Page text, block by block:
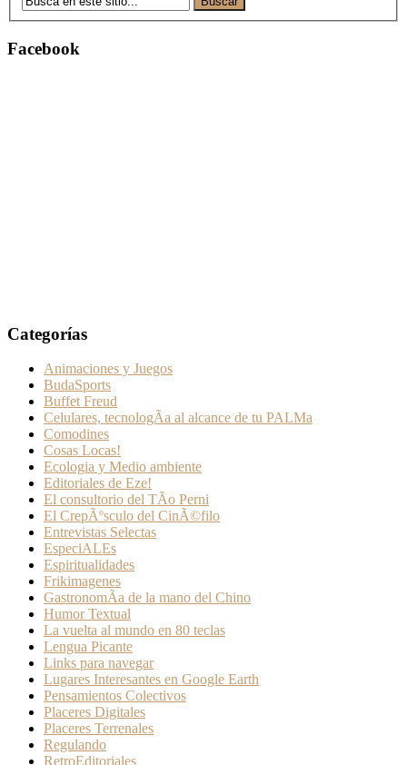
Facebook
Categorías
Animaciones y Juegos
BudaSports
Buffet Freud
Celulares, tecnologÃ­a al alcance de tu PALMa
Comodines
Cosas Locas!
Ecologia y Medio ambiente
Editoriales de Eze!
El consultorio del TÃ­o Perni
El CrepÃºsculo del CinÃ©filo
Entrevistas Selectas
EspeciALEs
Espiritualidades
Frikimagenes
GastronomÃ­a de la mano del Chino
Humor Textual
La vuelta al mundo en 80 teclas
Lengua Picante
Links para navegar
Lugares Interesantes en Google Earth
Pensamientos Colectivos
Placeres Digitales
Placeres Terrenales
Regulando
RetroEditoriales